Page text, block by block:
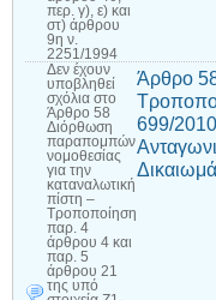
περ. γ), ε) και
στ) άρθρου
9η ν.
2251/1994
Δεν έχουν
υποβληθεί
σχόλια στο
Άρθρο 58
Διόρθωση
παραπομπών
νομοθεσίας
για την
καταναλωτική
πίστη –
Τροποποίηση
παρ. 4
άρθρου 4 και
παρ. 5
άρθρου 21
της υπό
Άρθρο
699/